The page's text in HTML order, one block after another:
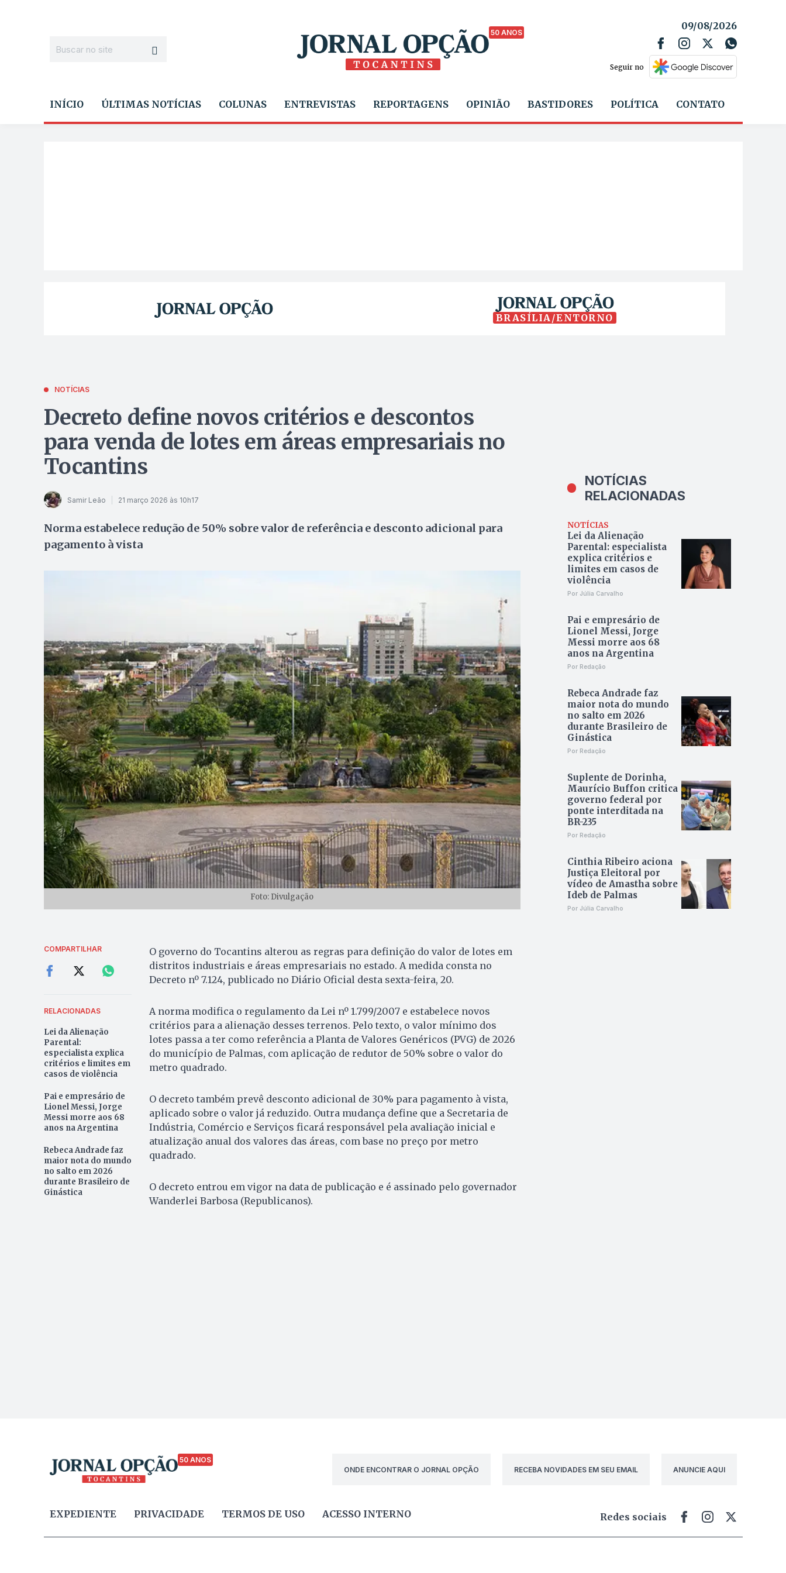
50 ANOS
09/08/2026
Seguir no
INÍCIO ÚLTIMAS NOTÍCIAS COLUNAS ENTREVISTAS REPORTAGENS OPINIÃO BASTIDORES POLÍTICA CONTATO
BRASÍLIA/ENTORNO
NOTÍCIAS
Decreto define novos critérios e descontos
para venda de lotes em áreas empresariais no
Tocantins
Samir Leão 21 março 2026 às 10h17
Norma estabelece redução de 50% sobre valor de referência e desconto adicional para
pagamento à vista
Foto: Divulgação
COMPARTILHAR
RELACIONADAS
Lei da Alienação
Parental:
especialista explica
critérios e limites em
casos de violência
Pai e empresário de
Lionel Messi, Jorge
Messi morre aos 68
anos na Argentina
Rebeca Andrade faz
maior nota do mundo
no salto em 2026
durante Brasileiro de
Ginástica
O governo do Tocantins alterou as regras para definição do valor de lotes em
distritos industriais e áreas empresariais no estado. A medida consta no
Decreto nº 7.124, publicado no Diário Oficial desta sexta-feira, 20.
A norma modifica o regulamento da Lei nº 1.799/2007 e estabelece novos
critérios para a alienação desses terrenos. Pelo texto, o valor mínimo dos
lotes passa a ter como referência a Planta de Valores Genéricos (PVG) de 2026
do município de Palmas, com aplicação de redutor de 50% sobre o valor do
metro quadrado.
O decreto também prevê desconto adicional de 30% para pagamento à vista,
aplicado sobre o valor já reduzido. Outra mudança define que a Secretaria de
Indústria, Comércio e Serviços ficará responsável pela avaliação inicial e
atualização anual dos valores das áreas, com base no preço por metro
quadrado.
O decreto entrou em vigor na data de publicação e é assinado pelo governador
Wanderlei Barbosa (Republicanos).
NOTÍCIAS
RELACIONADAS
NOTÍCIAS
Lei da Alienação
Parental: especialista
explica critérios e
limites em casos de
violência
Por Júlia Carvalho
Pai e empresário de
Lionel Messi, Jorge
Messi morre aos 68
anos na Argentina
Por Redação
Rebeca Andrade faz
maior nota do mundo
no salto em 2026
durante Brasileiro de
Ginástica
Por Redação
Suplente de Dorinha,
Maurício Buffon critica
governo federal por
ponte interditada na
BR-235
Por Redação
Cinthia Ribeiro aciona
Justiça Eleitoral por
vídeo de Amastha sobre
Ideb de Palmas
Por Júlia Carvalho
50 ANOS
ONDE ENCONTRAR O JORNAL OPÇÃO
RECEBA NOVIDADES EM SEU EMAIL ANUNCIE AQUI
EXPEDIENTE PRIVACIDADE TERMOS DE USO ACESSO INTERNO Redes sociais